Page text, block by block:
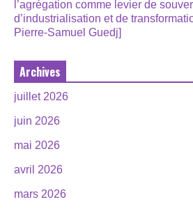
l’agrégation comme levier de
d’industrialisation et de
Pierre-Samuel Guedj]
Archives
juillet 2026
juin 2026
mai 2026
avril 2026
mars 2026